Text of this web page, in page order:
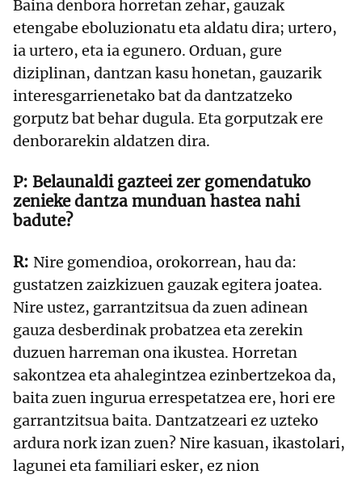
Baina denbora horretan zehar, gauzak
etengabe eboluzionatu eta aldatu dira; urtero,
ia urtero, eta ia egunero. Orduan, gure
diziplinan, dantzan kasu honetan, gauzarik
interesgarrienetako bat da dantzatzeko
gorputz bat behar dugula. Eta gorputzak ere
denborarekin aldatzen dira.
Belaunaldi gazteei zer gomendatuko
zenieke dantza munduan hastea nahi
badute?
Nire gomendioa, orokorrean, hau da:
gustatzen zaizkizuen gauzak egitera joatea.
Nire ustez, garrantzitsua da zuen adinean
gauza desberdinak probatzea eta zerekin
duzuen harreman ona ikustea. Horretan
sakontzea eta ahalegintzea ezinbertzekoa da,
baita zuen ingurua errespetatzea ere, hori ere
garrantzitsua baita. Dantzatzeari ez uzteko
ardura nork izan zuen? Nire kasuan, ikastolari,
lagunei eta familiari esker, ez nion